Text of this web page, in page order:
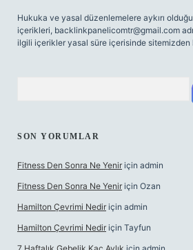
Hukuka ve yasal düzenlemelere aykırı
içerikleri, backlinkpanelicomtr@gmail.com
ilgili içerikler yasal süre içerisinde sitemizden
SON YORUMLAR
Fitness Den Sonra Ne Yenir için admin
Fitness Den Sonra Ne Yenir için Ozan
Hamilton Çevrimi Nedir için admin
Hamilton Çevrimi Nedir için Tayfun